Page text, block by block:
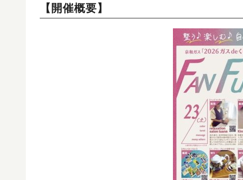
【開催概要】